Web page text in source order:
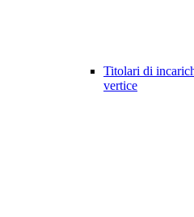
Titolari di
vertice